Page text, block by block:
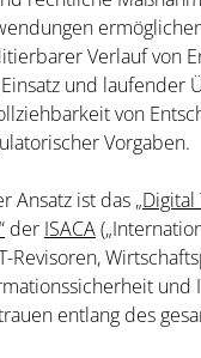
Verlauf von
und laufender
von
Vorgaben.
Ansatz ist das
der ISACA
Revisoren,
und
entlang des